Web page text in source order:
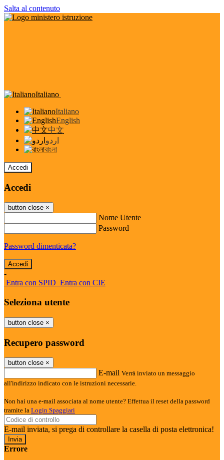
Salta al contenuto
Italiano
Italiano
English
中文
اردو
বাংলা
Accedi
Accedi
button close ×
Nome Utente
Password
Password dimenticata?
-
Entra con SPID Entra con CIE
Seleziona utente
button close ×
Recupero password
button close ×
E-mail Verrà inviato un messaggio
all'indirizzo indicato con le istruzioni necessarie.
Non hai una e-mail associata al nome utente? Effettua il reset della password
tramite la Login Spaggiari
E-mail inviata, si prega di controllare la casella di posta elettronica!
Errore